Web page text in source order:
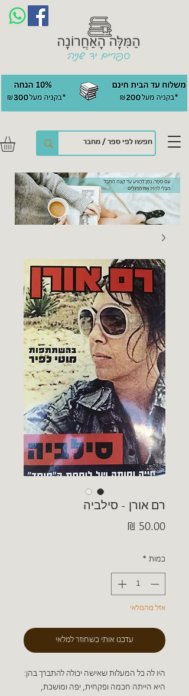
רם אורן - סילביה
כמות *
אזל מהמלאי
עדכנו אותי כשחוזר למלאי
היו לה כל המעלות שאישה יכולה להתברך בהן:
היא הייתה חכמה ופקחית, יפה ומושכת,